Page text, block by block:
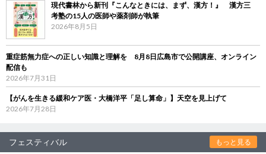
現代書林から新刊『こんなときには、まず、漢方！』 漢方三
考塾の15人の医師や薬剤師が執筆
2026年8月5日
重症筋無力症への正しい知識と理解を 8月8日広島市で公開講座、オンライン
配信も
2026年7月31日
【がんを生きる緩和ケア医・大橋洋平「足し算命」】天空を見上げて
2026年7月28日
フェスティバル もっと見る